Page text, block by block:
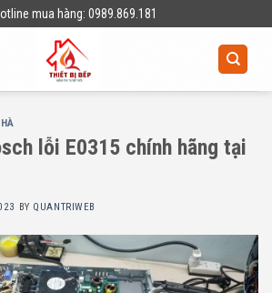
mua hàng: 0989.869.181
lỗi E0315 chính hãng tại
BY QUANTRIWEB